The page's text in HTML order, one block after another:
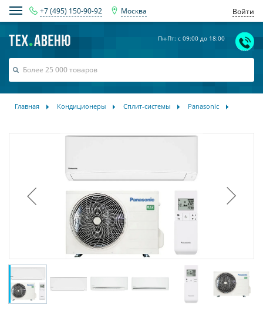
+7 (495) 150-90-92 Москва Войти
Пн-Пт: с 09:00 до 18:00
Главная Кондиционеры Сплит-системы Panasonic